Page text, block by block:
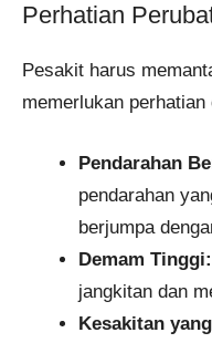
Perhatian
Pesakit harus
memerlukan
Pendarahan
pendarahan
berjumpa
Demam Tinggi:
jangkitan dan
Kesakitan